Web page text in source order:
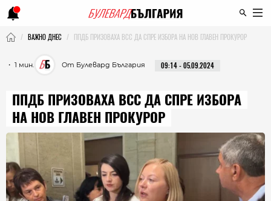
ВАЖНО ДНЕС ППДБ ПРИЗОВАХА ВСС ДА СПРЕ ИЗБОРА НА НОВ ГЛАВЕН ПРОКУРОР
・ 1 мин. От Булевард България 09:14 - 05.09.2024
ППДБ ПРИЗОВАХА ВСС ДА СПРЕ ИЗБОРА
НА НОВ ГЛАВЕН ПРОКУРОР